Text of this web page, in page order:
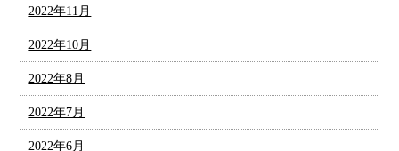
2022年11月
2022年10月
2022年8月
2022年7月
2022年6月